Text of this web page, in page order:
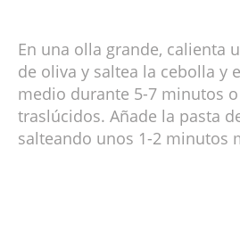
En una olla grande, calienta
de oliva y saltea la cebolla y
medio durante 5-7 minutos
traslúcidos. Añade la pasta
salteando unos 1-2 minutos